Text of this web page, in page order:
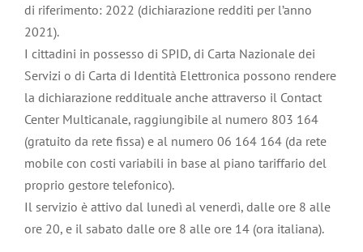
di riferimento: 2022 (dichiarazione redditi per l’anno
2021).
I cittadini in possesso di SPID, di Carta Nazionale dei
Servizi o di Carta di Identità Elettronica possono rendere
la dichiarazione reddituale anche attraverso il Contact
Center Multicanale, raggiungibile al numero 803 164
(gratuito da rete fissa) e al numero 06 164 164 (da rete
mobile con costi variabili in base al piano tariffario del
proprio gestore telefonico).
Il servizio è attivo dal lunedì al venerdì, dalle ore 8 alle
ore 20, e il sabato dalle ore 8 alle ore 14 (ora italiana).